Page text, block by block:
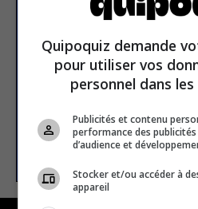
Subscribe to our
newsletter
Email address
SUBSCRIBE
Quipoquiz demande
pour utiliser vos
personnel dans
Publicités et contenu
performance des
d’audience et
Stocker et/ou accéder à
appareil